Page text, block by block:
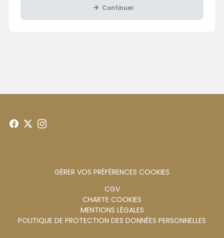
Continuer
GÉRER VOS PRÉFÉRENCES COOKIES
CGV
CHARTE COOKIES
MENTIONS LÉGALES
POLITIQUE DE PROTECTION DES DONNÉES PERSONNELLES